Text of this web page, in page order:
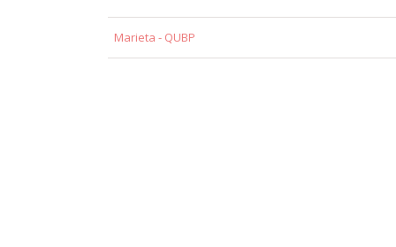
Marieta - QUBP